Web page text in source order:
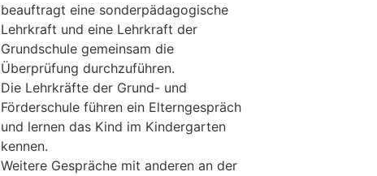
beauftragt eine sonderpädagogische
Lehrkraft und eine Lehrkraft der
Grundschule gemeinsam die
Überprüfung durchzuführen.
Die Lehrkräfte der Grund- und
Förderschule führen ein Elterngespräch
und lernen das Kind im Kindergarten
kennen.
Weitere Gespräche mit anderen an der